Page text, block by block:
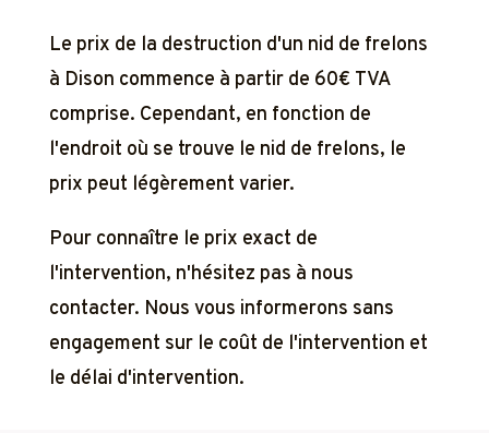
Le prix de la destruction d'un nid de frelons
à Dison commence à partir de 60€ TVA
comprise. Cependant, en fonction de
l'endroit où se trouve le nid de frelons, le
prix peut légèrement varier.
Pour connaître le prix exact de
l'intervention, n'hésitez pas à nous
contacter. Nous vous informerons sans
engagement sur le coût de l'intervention et
le délai d'intervention.